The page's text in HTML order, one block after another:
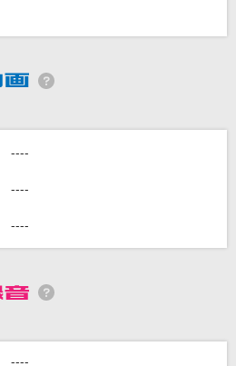
プバージョン)
曲・ランキングなど
登録・ログインして
をもっと楽しもう！
----
----
----
----